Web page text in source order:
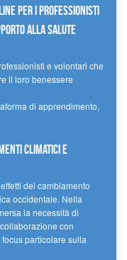
per i professionisti
alla salute
e volontari che
il loro benessere
di apprendimento,
climatici e
del cambiamento
occidentale. Nella
la necessità di
con
particolare sulla